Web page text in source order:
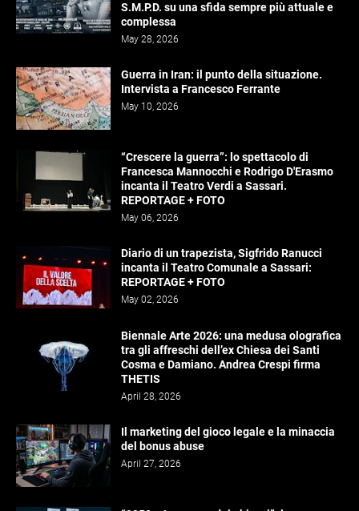
S.M.P.D. su una sfida sempre più attuale e
complessa
May 28, 2026
Guerra in Iran: il punto della situazione.
Intervista a Francesco Ferrante
May 10, 2026
“Crescere la guerra”: lo spettacolo di
Francesca Mannocchi e Rodrigo D'Erasmo
incanta il Teatro Verdi a Sassari.
REPORTAGE + FOTO
May 06, 2026
Diario di un trapezista, Sigfrido Ranucci
incanta il Teatro Comunale a Sassari:
REPORTAGE + FOTO
May 02, 2026
Biennale Arte 2026: una medusa olografica
tra gli affreschi dell’ex Chiesa dei Santi
Cosma e Damiano. Andrea Crespi firma
THETIS
April 28, 2026
Il marketing del gioco legale e la minaccia
del bonus abuse
April 27, 2026